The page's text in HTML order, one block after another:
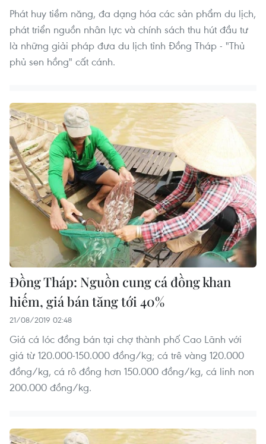
Phát huy tiềm năng, đa dạng hóa các sản phẩm du lịch,
phát triển nguồn nhân lực và chính sách thu hút đầu tư
là những giải pháp đưa du lịch tỉnh Đồng Tháp - "Thủ
phủ sen hồng" cất cánh.
Đồng Tháp: Nguồn cung cá đồng khan
hiếm, giá bán tăng tới 40%
21/08/2019 02:48
Giá cá lóc đồng bán tại chợ thành phố Cao Lãnh với
giá từ 120.000-150.000 đồng/kg; cá trê vàng 120.000
đồng/kg, cá rô đồng hơn 150.000 đồng/kg, cá linh non
200.000 đồng/kg.